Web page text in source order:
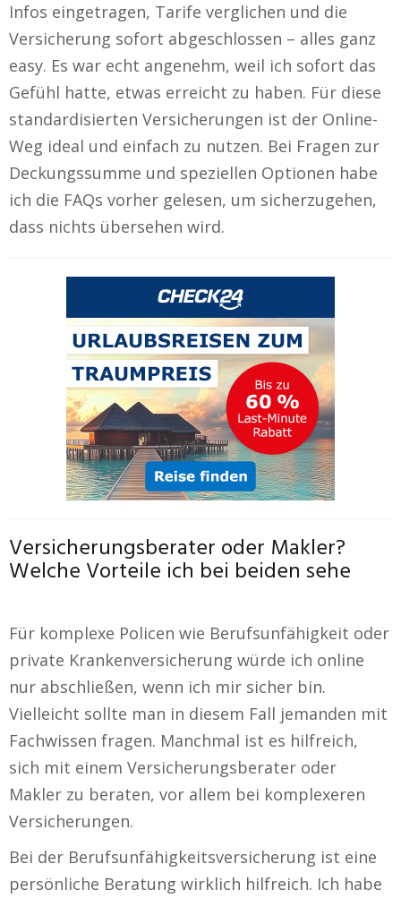
Infos eingetragen, Tarife verglichen und die
Versicherung sofort abgeschlossen – alles ganz
easy. Es war echt angenehm, weil ich sofort das
Gefühl hatte, etwas erreicht zu haben. Für diese
standardisierten Versicherungen ist der Online-
Weg ideal und einfach zu nutzen. Bei Fragen zur
Deckungssumme und speziellen Optionen habe
ich die FAQs vorher gelesen, um sicherzugehen,
dass nichts übersehen wird.
Versicherungsberater oder Makler?
Welche Vorteile ich bei beiden sehe
Für komplexe Policen wie Berufsunfähigkeit oder
private Krankenversicherung würde ich online
nur abschließen, wenn ich mir sicher bin.
Vielleicht sollte man in diesem Fall jemanden mit
Fachwissen fragen. Manchmal ist es hilfreich,
sich mit einem Versicherungsberater oder
Makler zu beraten, vor allem bei komplexeren
Versicherungen.
Bei der Berufsunfähigkeitsversicherung ist eine
persönliche Beratung wirklich hilfreich. Ich habe